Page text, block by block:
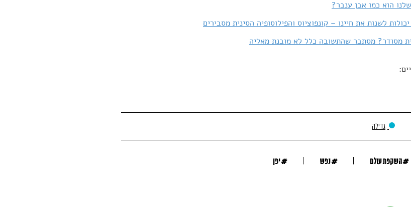
הוא כמו אבן ענבר?
לשנות את חיינו – קונפוציוס והפילוסופיה הסינית מסבירים
מסודר? מסתבר שהתשובה כלל לא מובנת מאליה
גדילה
#השקפת עולם #נפש #יפן